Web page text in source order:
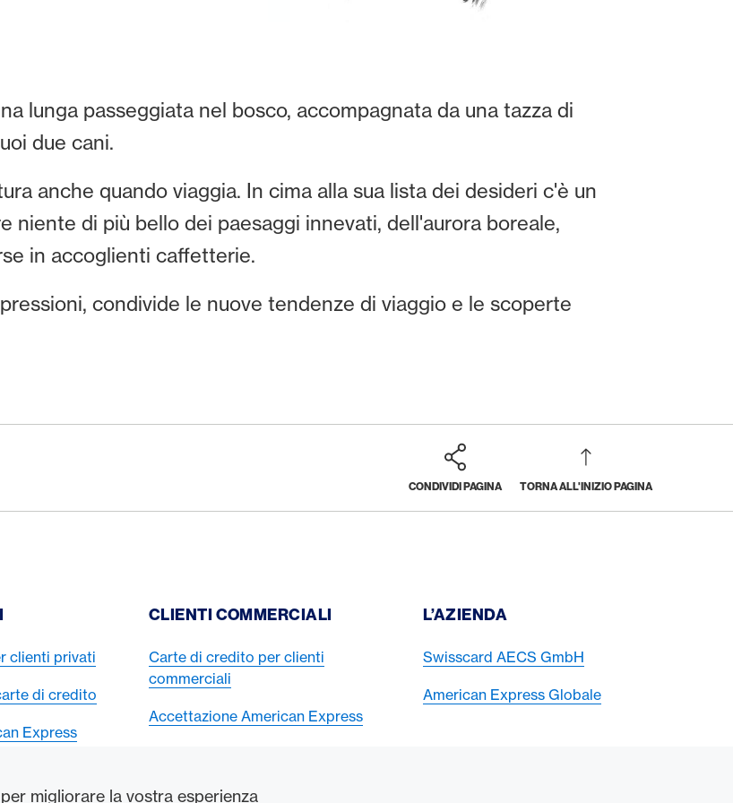
migliorare la vostra esperienza
lunga passeggiata nel bosco, accompagnata da una tazza di
due cani.
anche quando viaggia. In cima alla sua lista dei desideri c'è un
niente di più bello dei paesaggi innevati, dell'aurora boreale,
in accoglienti caffetterie.
condivide le nuove tendenze di viaggio e le scoperte
CONDIVIDI PAGINA TORNA ALL'INIZIO PAGINA
clienti privati
di credito
Express
CLIENTI COMMERCIALI
Carte di credito per clienti
commerciali
Accettazione American Express
L’AZIENDA
Swisscard AECS GmbH
American Express Globale